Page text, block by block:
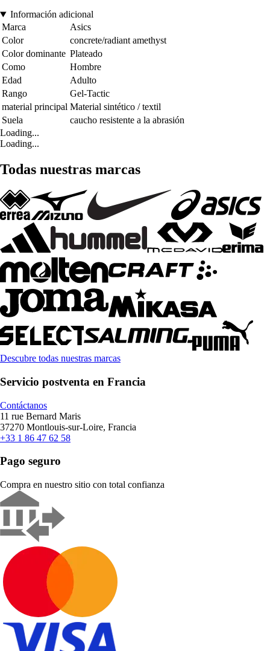
Información adicional
Marca
Asics
Color
concrete/radiant amethyst
Color dominante Plateado
Como
Hombre
Edad
Adulto
Rango
Gel-Tactic
material principal Material sintético / textil
Suela
caucho resistente a la abrasión
Loading...
Loading...
Todas nuestras marcas
Descubre todas nuestras marcas
Servicio postventa en Francia
Contáctanos
11 rue Bernard Maris
37270 Montlouis-sur-Loire, Francia
+33 1 86 47 62 58
Pago seguro
Compra en nuestro sitio con total confianza